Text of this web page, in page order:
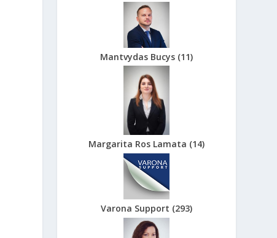
Mantvydas Bucys (11)
Margarita Ros Lamata (14)
Varona Support (293)